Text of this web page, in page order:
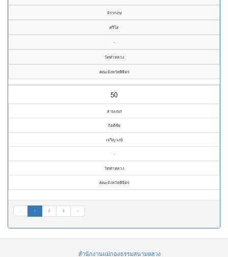
จักรกฤษ
ศรีใส
-
วัดท่าหลวง
คณะจังหวัดพิจิตร
50
สามเณร
กิตติชัย
เจริญวงษ์
-
วัดท่าหลวง
คณะจังหวัดพิจิตร
« 1 2 3 »
สำนักงานแม่กองธรรมสนามหลวง